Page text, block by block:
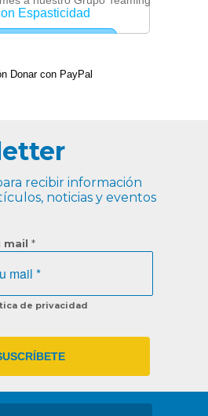
recibir información
noticias y eventos
mail *
de privacidad